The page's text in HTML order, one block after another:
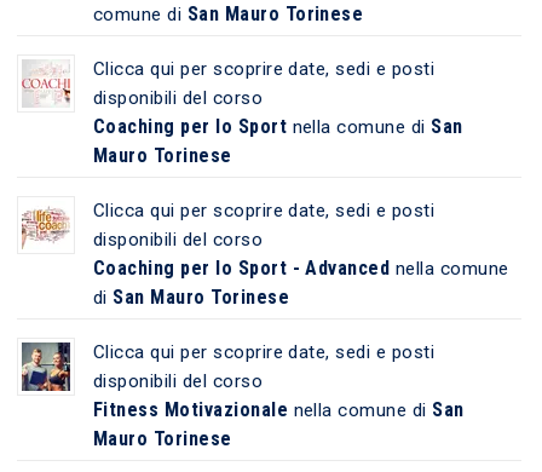
comune di San Mauro Torinese
Clicca qui per scoprire date, sedi e posti
disponibili del corso
Coaching per lo Sport nella comune di San
Mauro Torinese
Clicca qui per scoprire date, sedi e posti
disponibili del corso
Coaching per lo Sport - Advanced nella comune
di San Mauro Torinese
Clicca qui per scoprire date, sedi e posti
disponibili del corso
Fitness Motivazionale nella comune di San
Mauro Torinese